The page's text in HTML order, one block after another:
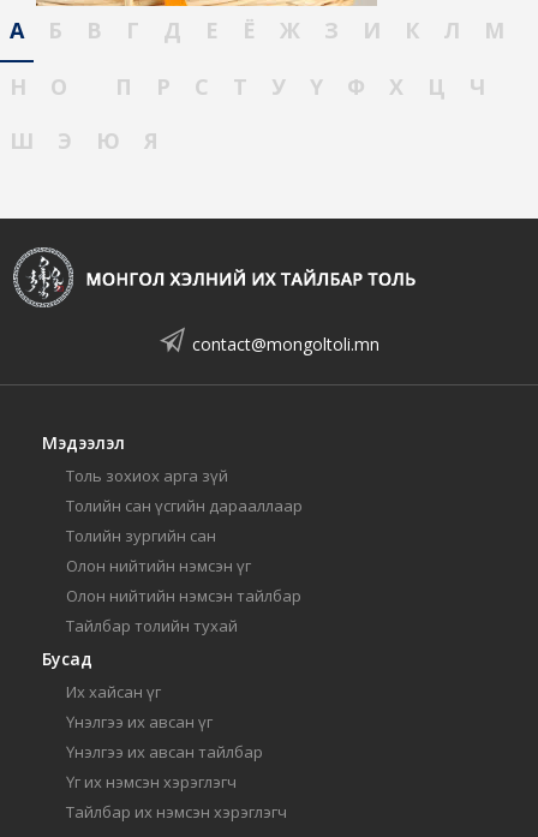
А Б В Г Д Е Ё Ж З И К Л
М
Н
О П Р С Т У Ү Ф Х Ц
Ч
Ш
Э Ю Я
contact@mongoltoli.mn
Мэдээлэл
Толь зохиох арга зүй
Толийн сан үсгийн дарааллаар
Толийн зургийн сан
Олон нийтийн нэмсэн үг
Олон нийтийн нэмсэн тайлбар
Тайлбар толийн тухай
Бусад
Их хайсан үг
Үнэлгээ их авсан үг
Үнэлгээ их авсан тайлбар
Үг их нэмсэн хэрэглэгч
Тайлбар их нэмсэн хэрэглэгч